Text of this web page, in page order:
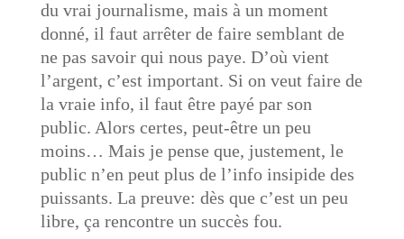
du vrai journalisme, mais à un moment
donné, il faut arrêter de faire semblant de
ne pas savoir qui nous paye. D’où vient
l’argent, c’est important. Si on veut faire de
la vraie info, il faut être payé par son
public. Alors certes, peut-être un peu
moins… Mais je pense que, justement, le
public n’en peut plus de l’info insipide des
puissants. La preuve: dès que c’est un peu
libre, ça rencontre un succès fou.